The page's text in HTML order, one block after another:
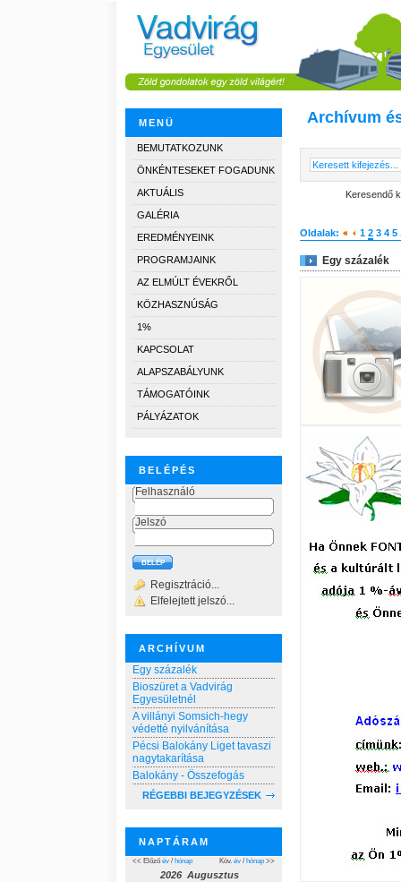
MENÜ
BEMUTATKOZUNK
ÖNKÉNTESEKET FOGADUNK
AKTUÁLIS
GALÉRIA
EREDMÉNYEINK
PROGRAMJAINK
AZ ELMÚLT ÉVEKRŐL
KÖZHASZNÚSÁG
1%
KAPCSOLAT
ALAPSZABÁLYUNK
TÁMOGATÓINK
PÁLYÁZATOK
BELÉPÉS
Felhasználó
Jelszó
Regisztráció...
Elfelejtett jelszó...
ARCHÍVUM
Egy százalék
Bioszüret a Vadvirág
Egyesületnél
A villányi Somsich-hegy
védetté nyilvánítása
Pécsi Balokány Liget tavaszi
nagytakarítása
Balokány - Összefogás
RÉGEBBI BEJEGYZÉSEK
NAPTÁRAM
<< Előző év / hónap Köv. év / hónap >>
2026 Augusztus
Archívum
Keresendő
Oldalak: 1 2 3 4 5
Egy százalék